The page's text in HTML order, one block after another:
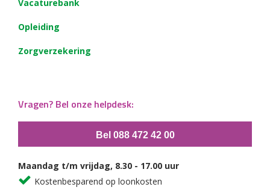
Vacaturebank
Opleiding
Zorgverzekering
Vragen? Bel onze helpdesk:
Bel 088 472 42 00
Maandag t/m vrijdag, 8.30 - 17.00 uur
Kostenbesparend op loonkosten